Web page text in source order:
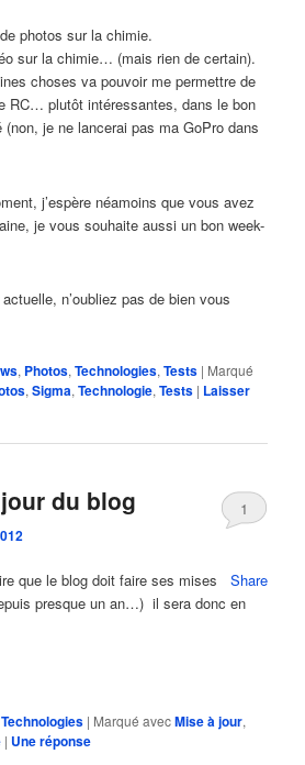
photos sur la chimie.
sur la chimie… (mais rien de certain).
choses va pouvoir me permettre de
RC… plutôt intéressantes, dans le bon
(non, je ne lancerai pas ma GoPro dans
j’espère néamoins que vous avez
je vous souhaite aussi un bon week-
n’oubliez pas de bien vous
, Photos,Technologies,Tests | Marqué
,Sigma,Technologie,Tests | Laisser
du blog 1
Share
que le blog doit faire ses mises
presque un an…) il sera donc en
Technologies | Marqué avecMise à jour,
| Uneréponse